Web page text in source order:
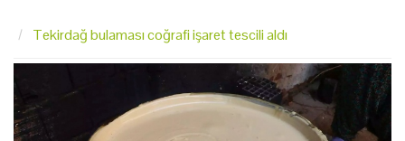
Tekirdağ bulaması coğrafi işaret tescili aldı